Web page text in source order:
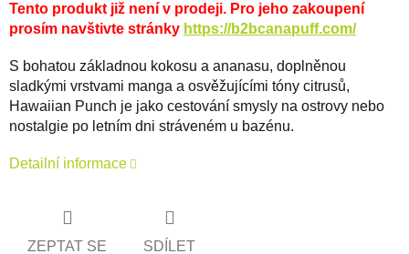
Tento produkt již není v prodeji. Pro jeho zakoupení
prosím navštivte stránky https://b2bcanapuff.com/
S bohatou základnou kokosu a ananasu, doplněnou
sladkými vrstvami manga a osvěžujícími tóny citrusů,
Hawaiian Punch je jako cestování smysly na ostrovy nebo
nostalgie po letním dni stráveném u bazénu.
Detailní informace
ZEPTAT SE SDÍLET